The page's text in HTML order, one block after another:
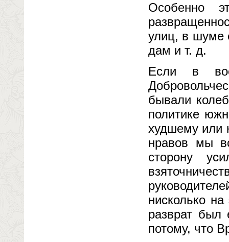
Особенно
улиц, в шуме
дам и т. д.
Если в
бывали
политике
худшему или
нравов мы
сторону
нисколько
разврат был
потому, что